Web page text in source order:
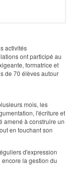
activités
ont participé au
formatrice et
de 70 élèves autour
mois, les
l'écriture et
amené à construire un
en touchant son
d'expression
la gestion du